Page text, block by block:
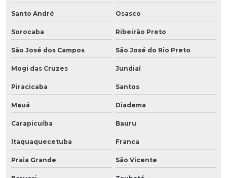
Santo André Osasco
Sorocaba Ribeirão Preto
São José dos Campos São José do Rio Preto
Mogi das Cruzes Jundiaí
Piracicaba Santos
Mauá Diadema
Carapicuíba Bauru
Itaquaquecetuba Franca
Praia Grande São Vicente